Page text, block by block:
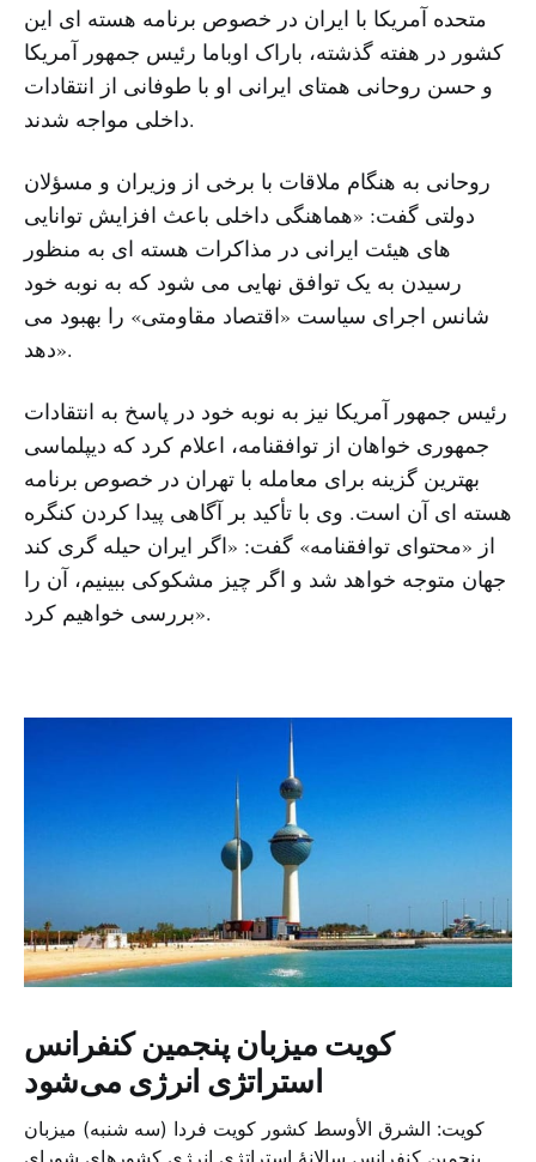
متحده آمریکا با ایران در خصوص برنامه هسته ای این
کشور در هفته گذشته، باراک اوباما رئیس جمهور آمریکا
و حسن روحانی همتای ایرانی او با طوفانی از انتقادات
داخلی مواجه شدند.
روحانی به هنگام ملاقات با برخی از وزیران و مسؤلان
دولتی گفت: «هماهنگی داخلی باعث افزایش توانایی
های هیئت ایرانی در مذاکرات هسته ای به منظور
رسیدن به یک توافق نهایی می شود که به نوبه خود
شانس اجرای سیاست «اقتصاد مقاومتی» را بهبود می
دهد».
رئیس جمهور آمریکا نیز به نوبه خود در پاسخ به انتقادات
جمهوری خواهان از توافقنامه، اعلام کرد که دیپلماسی
بهترین گزینه برای معامله با تهران در خصوص برنامه
هسته ای آن است. وی با تأکید بر آگاهی پیدا کردن کنگره
از «محتوای توافقنامه» گفت: «اگر ایران حیله گری کند
جهان متوجه خواهد شد و اگر چیز مشکوکی ببینیم، آن را
بررسی خواهیم کرد».
کویت میزبان پنجمین کنفرانس
استراتژی انرژی می‌شود
کویت: الشرق الأوسط کشور کویت فردا (سه شنبه) میزبان
پنجمین کنفرانس سالانهٔ استراتژی انرژی کشورهای شورای